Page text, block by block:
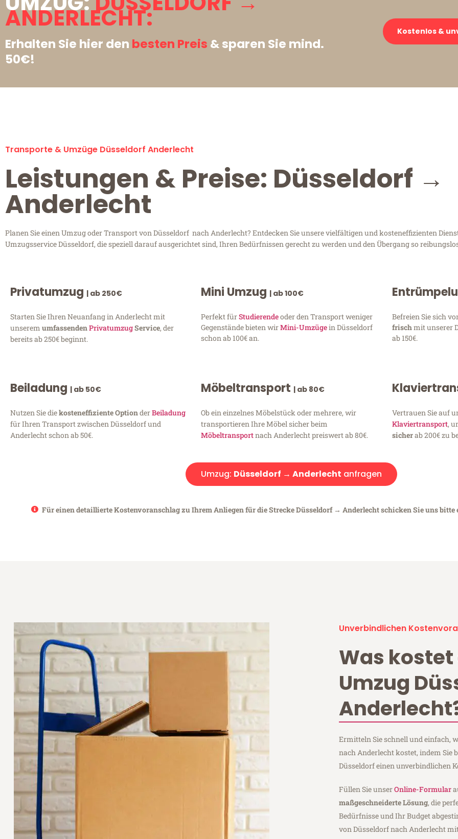
ANDERLECHT:
Erhalten Sie hier den besten Preis & sparen Sie mind.
50€!
Kostenlos &
Transporte & Umzüge Düsseldorf Anderlecht
Leistungen & Preise: Düsseldorf →
Anderlecht
Planen Sie einen Umzug oder Transport von Düsseldorf nach Anderlecht? Entdecken Sie unsere vielfältigen und kosteneffizienten
Umzugsservice Düsseldorf, die speziell darauf ausgerichtet sind, Ihren Bedürfnissen gerecht zu werden und den Übergang so
Privatumzug | ab 250€
Starten Sie Ihren Neuanfang in Anderlecht mit
unserem umfassendenPrivatumzugService, der
bereits ab 250€ beginnt.
Mini Umzug | ab 100€
Perfekt fürStudierendeoder den Transport weniger
Gegenstände bieten wirMini-Umzügein Düsseldorf
schon ab 100€ an.
Befreien Sie sich
frischmit unserer
ab 150€.
Beiladung | ab 50€
Nutzen Sie diekosteneffiziente OptionderBeiladung
für Ihren Transport zwischen Düsseldorf und
Anderlecht schon ab 50€.
Möbeltransport | ab 80€
Ob ein einzelnes Möbelstück oder mehrere, wir
transportieren Ihre Möbel sicher beim
Möbeltransportnach Anderlecht preiswert ab 80€.
Vertrauen Sie auf
Klaviertransport,
sicherab 200€ zu
Umzug: Düsseldorf → Anderlecht anfragen
Für einen detaillierte Kostenvoranschlag zu Ihrem Anliegen für die Strecke Düsseldorf → Anderlecht schicken Sie uns bitte
Unverbindlichen
Was kostet
Umzug
Ermitteln Sie schnell und einfach,
nach Anderlecht kostet, indem Sie
Düsseldorf einen unverbindlichen
Füllen Sie unserOnline-Formular
maßgeschneiderte Lösung, die
Bedürfnisse und Ihr Budget
von Düsseldorf nach Anderlecht